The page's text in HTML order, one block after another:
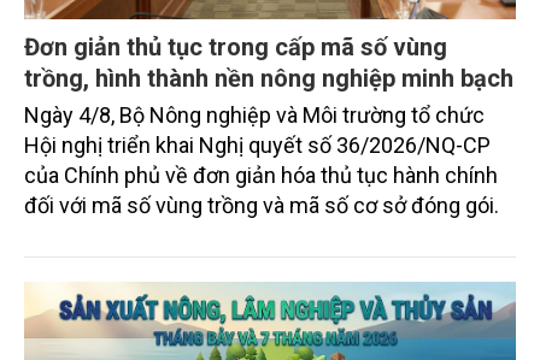
Đơn giản thủ tục trong cấp mã số vùng
trồng, hình thành nền nông nghiệp minh bạch
Ngày 4/8, Bộ Nông nghiệp và Môi trường tổ chức
Hội nghị triển khai Nghị quyết số 36/2026/NQ-CP
của Chính phủ về đơn giản hóa thủ tục hành chính
đối với mã số vùng trồng và mã số cơ sở đóng gói.